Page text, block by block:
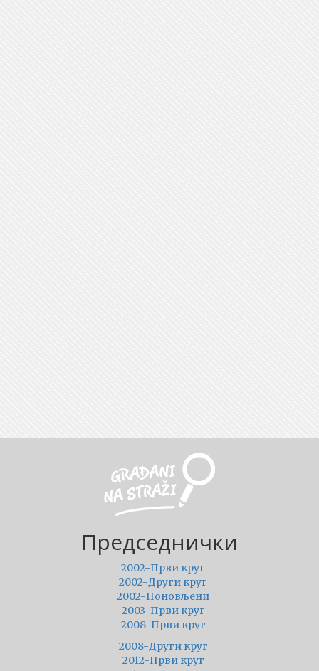
Председнички
2002-Први круг
2002-Други круг
2002-Поновљени
2003-Први круг
2008-Први круг
2008-Други круг
2012-Први круг